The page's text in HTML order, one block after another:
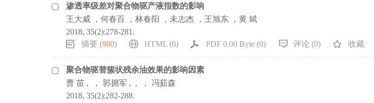
渗透率级差对聚合物驱产液指数的影响
王大威 ，何春百 ，林春阳 ，未志杰 ，王旭东 ，黄 斌
2018, 35(2):278-281.
摘要 (980) HTML (0) PDF 0.00 Byte (0) 评论 (0) 收藏
聚合物驱替簇状残余油效果的影响因素
曹 苗 , ， 郭拥军 , , ， 冯茹森
2018, 35(2):282-288.